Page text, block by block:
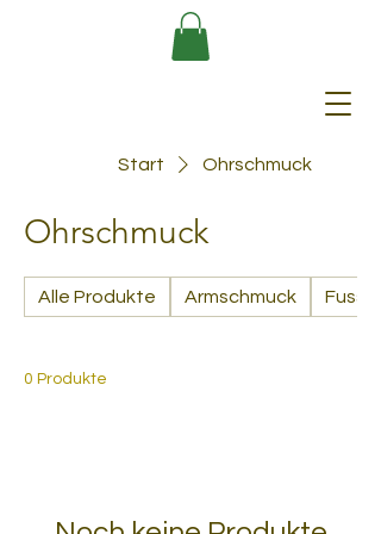
Start Ohrschmuck
Ohrschmuck
Alle Produkte Armschmuck
0 Produkte